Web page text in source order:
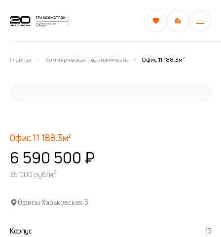
Главная Коммерческая недвижимость Офис 11 188.3м²
Офис 11 188.3м²
6 590 500 ₽
35 000 руб/м2
Офисы Харьковская 3
Корпус 13